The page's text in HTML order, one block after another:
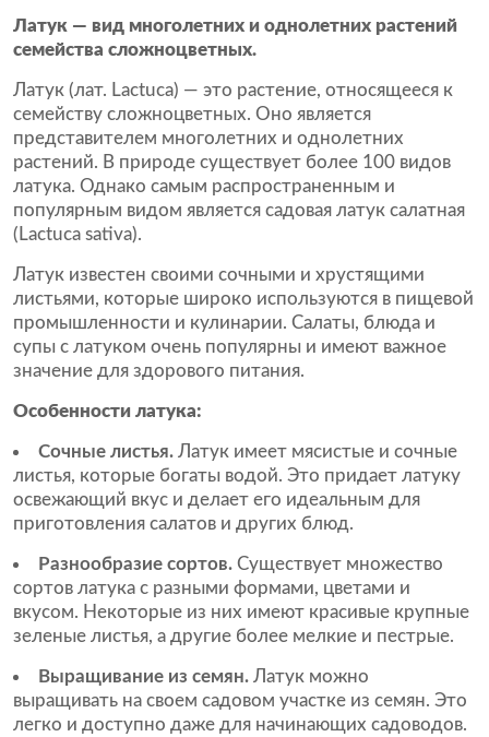
Латук — вид многолетних и однолетних растений
семейства сложноцветных.
Латук (лат. Lactuca) — это растение, относящееся к
семейству сложноцветных. Оно является
представителем многолетних и однолетних
растений. В природе существует более 100 видов
латука. Однако самым распространенным и
популярным видом является садовая латук салатная
(Lactuca sativa).
Латук известен своими сочными и хрустящими
листьями, которые широко используются в пищевой
промышленности и кулинарии. Салаты, блюда и
супы с латуком очень популярны и имеют важное
значение для здорового питания.
Особенности латука:
Сочные листья. Латук имеет мясистые и сочные
листья, которые богаты водой. Это придает латуку
освежающий вкус и делает его идеальным для
приготовления салатов и других блюд.
Разнообразие сортов. Существует множество
сортов латука с разными формами, цветами и
вкусом. Некоторые из них имеют красивые крупные
зеленые листья, а другие более мелкие и пестрые.
Выращивание из семян. Латук можно
выращивать на своем садовом участке из семян. Это
легко и доступно даже для начинающих садоводов.